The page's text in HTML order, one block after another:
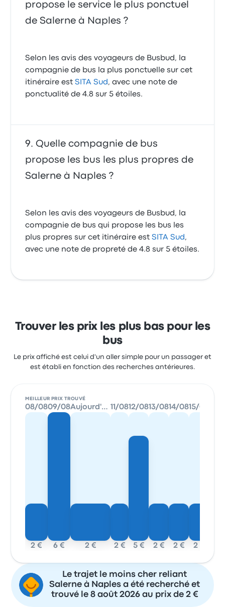
propose le service le plus ponctuel
de Salerne à Naples ?
Selon les avis des voyageurs de Busbud, la
compagnie de bus la plus ponctuelle sur cet
itinéraire estSITA Sud , avec une note de
ponctualité de 4.8 sur 5 étoiles.
Quelle compagnie de bus
propose les bus les plus propres de
Salerne à Naples ?
Selon les avis des voyageurs de Busbud, la
compagnie de bus qui propose les bus les
plus propres sur cet itinéraire estSITA Sud ,
avec une note de propreté de 4.8 sur 5 étoiles.
Trouver les prix les plus bas pour les
bus
Le prix affiché est celui d'un aller simple pour un passager et
est établi en fonction des recherches antérieures.
MEILLEUR PRIX TROUVÉ
08/08
2 €
09/08
6 €
Aujourd'hui
2 €
11/08
2 €
12/08
5 €
13/08
2 €
14/08
2 €
15/08
2 €
Le trajet le moins cher reliant
Salerne à Naples a été recherché et
trouvé le 8 août 2026 au prix de 2 €